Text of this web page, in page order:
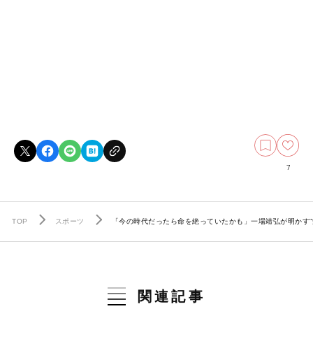
7
TOP スポーツ 「今の時代だったら命を絶っていたかも」一場靖弘が明か
関連記事